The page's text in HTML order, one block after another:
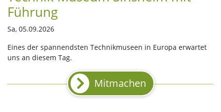
Führung
Sa, 05.09.2026
Eines der spannendsten Technikmuseen in Europa erwartet
uns an diesem Tag.
Mitmachen